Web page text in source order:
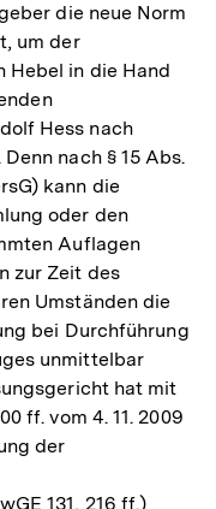
die neue Norm
um der
Hebel in die Hand
Hess nach
nach § 15 Abs.
kann die
oder den
Auflagen
zur Zeit des
Umständen die
bei Durchführung
unmittelbar
hat mit
ff. vom 4. 11. 2009
der
131, 216 ff.)